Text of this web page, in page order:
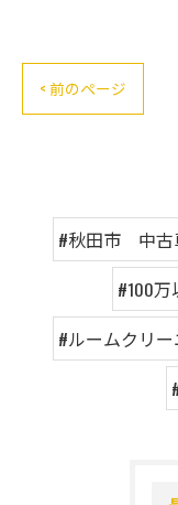
< 前のページ
#秋田市 中古
#100万
#ルームクリ